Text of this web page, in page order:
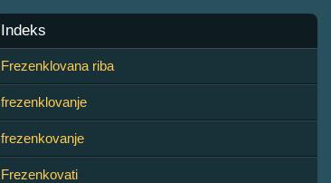
Indeks
Frezenklovana riba
frezenklovanje
frezenkovanje
Frezenkovati